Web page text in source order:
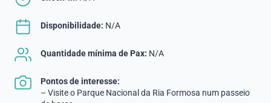
Disponibilidade: N/A
Quantidade mínima de Pax: N/A
Pontos de interesse:
– Visite o Parque Nacional da Ria Formosa num passeio